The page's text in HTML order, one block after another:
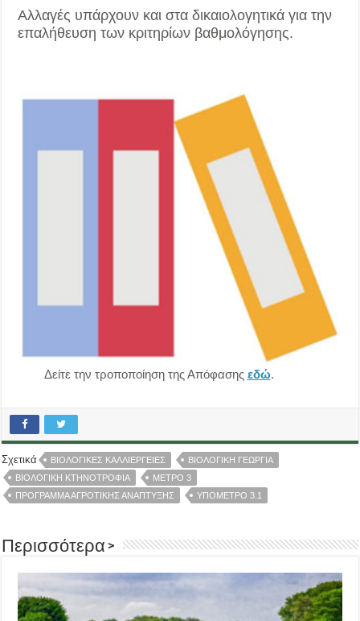
Αλλαγές υπάρχουν και στα δικαιολογητικά για την
επαλήθευση των κριτηρίων βαθμολόγησης.
Δείτε την τροποποίηση της Απόφασης εδώ.
Σχετικά ΒΙΟΛΟΓΙΚΕΣ ΚΑΛΛΙΕΡΓΕΙΕΣ
ΒΙΟΛΟΓΙΚΗ ΓΕΩΡΓΙΑ
ΒΙΟΛΟΓΙΚΗ ΚΤΗΝΟΤΡΟΦΙΑ
ΜΕΤΡΟ 3
ΠΡΟΓΡΑΜΜΑ ΑΓΡΟΤΙΚΗΣ ΑΝΑΠΤΥΞΗΣ
ΥΠΟΜΕΤΡΟ 3.1
Περισσότερα >